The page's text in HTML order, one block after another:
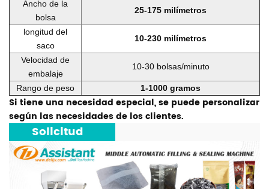
Ancho de la
bolsa
25-175 milímetros
longitud del
saco
10-230 milímetros
Velocidad de
embalaje
10-30 bolsas/minuto
Rango de peso 1-1000 gramos
Si tiene una necesidad especial, se puede personalizar
según las necesidades de los clientes.
Solicitud